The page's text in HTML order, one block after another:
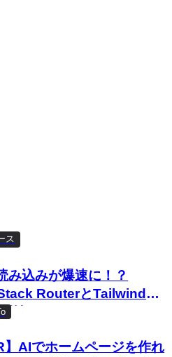
ス
み込みが爆速に！？
RouterとTailwindへ
始
】AIでホームページを作れ